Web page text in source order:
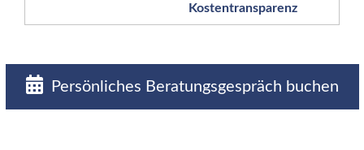
Kostentransparenz
Persönliches Beratungsgespräch buchen